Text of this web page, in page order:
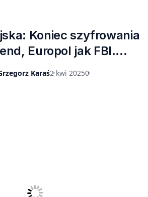
Koniec szyfrowania
Europol jak FBI.
dużych zmian
Karaś2 kwi 20250